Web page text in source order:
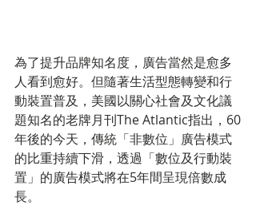
為了提升品牌知名度，廣告當然是愈多
人看到愈好。但隨著生活型態轉變和行
動裝置普及，美國以關心社會及文化議
題知名的老牌月刊The Atlantic指出，60
年後的今天，傳統「非數位」廣告模式
的比重持續下滑，透過「數位及行動裝
置」的廣告模式將在5年間呈現倍數成
長。